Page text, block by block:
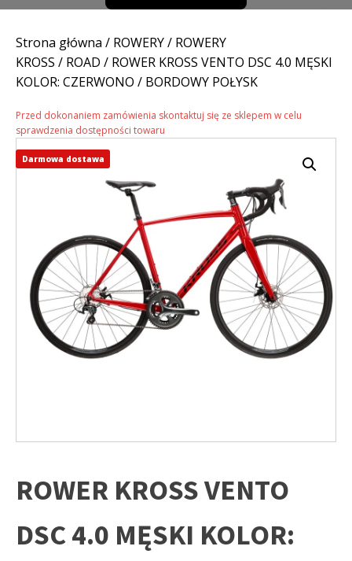
Strona główna / ROWERY/ ROWERY
KROSS / ROAD / ROWER KROSS VENTO DSC 4.0 MĘSKI
KOLOR: CZERWONO / BORDOWY POŁYSK
Przed dokonaniem zamówienia skontaktuj się ze sklepem w celu
sprawdzenia dostępności towaru
ROWER KROSS VENTO
DSC 4.0 MĘSKI KOLOR:
Darmowa dostawa